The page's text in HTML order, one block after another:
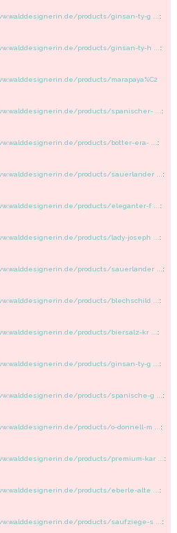
products/ginsan-ty-g ... :
products/ginsan-ty-h ... :
products/marapaya%C2
products/spanischer- ... :
products/botter-era- ... :
products/sauerlander ... :
products/eleganter-f ... :
products/lady-joseph ... :
products/sauerlander ... :
products/blechschild ... :
products/biersalz-kr ... :
products/ginsan-ty-g ... :
products/spanische-g ... :
products/o-donnell-m ... :
products/premium-kar ... :
products/eberle-alte ... :
products/saufziege-s ... :